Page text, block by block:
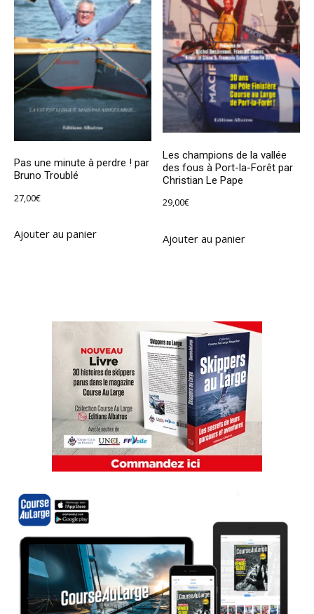
Pas une minute à perdre ! par
Bruno Troublé
27,00€
Ajouter au panier
Les champions de la vallée
des fous à Port-la-Forêt par
Christian Le Pape
29,00€
Ajouter au panier